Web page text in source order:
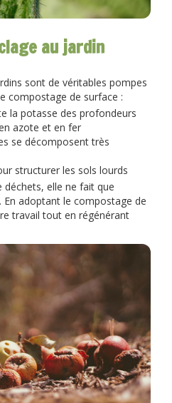
au jardin
sont de véritables pompes
compostage de surface :
la potasse des profondeurs
azote et en fer
se décomposent très
structurer les sols lourds
elle ne fait que
En adoptant le compostage de
travail tout en régénérant